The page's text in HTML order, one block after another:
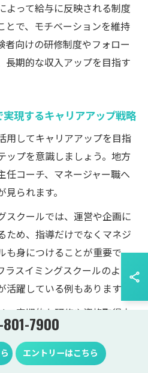
よって給与に反映される制度
とで、モチベーションを維持
者向けの研修制度やフォロー
長期的な収入アップを目指す
現するキャリアアップ戦略
用してキャリアアップを目指
ップを意識しましょう。地方
任コーチ、マネージャー職へ
られます。
スクールでは、運営や企画に
ため、指導だけでなくマネジ
も身につけることが重要で
スイミングスクールのよう
躍している例もあります。
、定期的な研修や資格取得支
的に新しい業務に挑戦する姿
に独立や自分のスクール運営
の経験は大きな財産となるで
7900
エントリーはこちら